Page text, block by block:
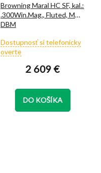
Browning Maral HC SF, kal.:
.300Win.Mag., Fluted, MG3
DBM
Priemerné
hodnotenie
je
5
hviezdičiek.
Dostupnosť si telefonicky
overte
2 609 €
DO KOŠÍKA